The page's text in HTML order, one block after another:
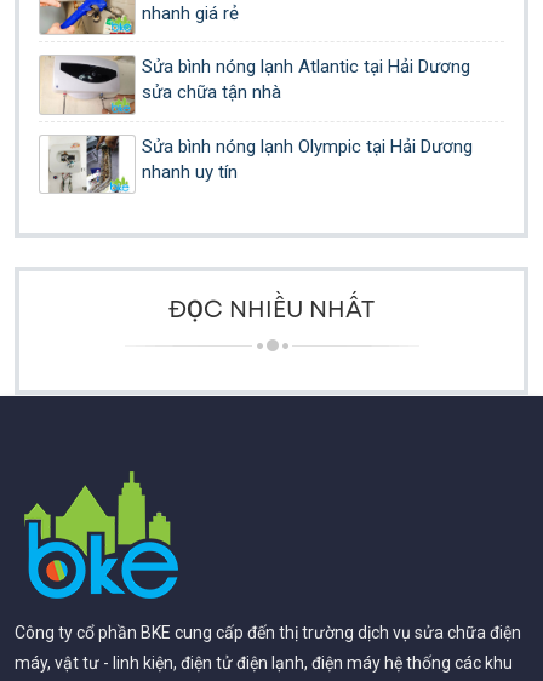
nhanh giá rẻ
Sửa bình nóng lạnh Atlantic tại Hải Dương
sửa chữa tận nhà
Sửa bình nóng lạnh Olympic tại Hải Dương
nhanh uy tín
ĐỌC NHIỀU NHẤT
Công ty cổ phần BKE cung cấp đến thị trường dịch vụ sửa chữa điện
máy, vật tư - linh kiện, điện tử điện lạnh, điện máy hệ thống các khu